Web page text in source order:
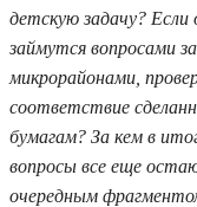
детскую задачу? Если
займутся вопросами
микрорайонами,
соответствие
бумагам? За кем в
вопросы все еще
очередным